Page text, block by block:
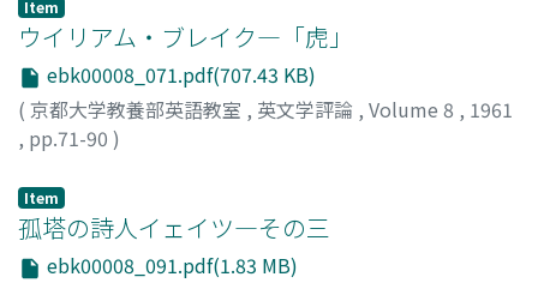
Item
ウイリアム・ブレイク―「虎」
ebk00008_071.pdf(707.43 KB)
( 京都大学教養部英語教室 , 英文学評論 , Volume 8 , 1961
, pp.71-90 )
Item
孤塔の詩人イェイツ―その三
ebk00008_091.pdf(1.83 MB)